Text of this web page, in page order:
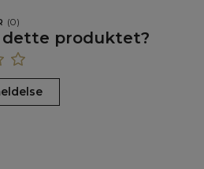
(0)
dette produktet?